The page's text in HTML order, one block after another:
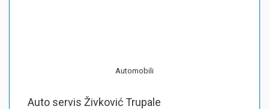
Automobili
Auto servis Živković Trupale